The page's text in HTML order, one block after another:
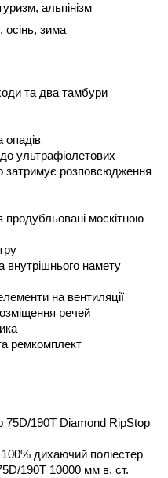
альпінізм
осінь, зима
та два тамбури
опадів
ультрафіолетових
затримує розповсюдження
продубльовані москітною
внутрішнього намету
на вентиляції
речей
ремкомплект
75D/190T Diamond RipStop
100% дихаючий поліестер
190T 10000 мм в. ст.